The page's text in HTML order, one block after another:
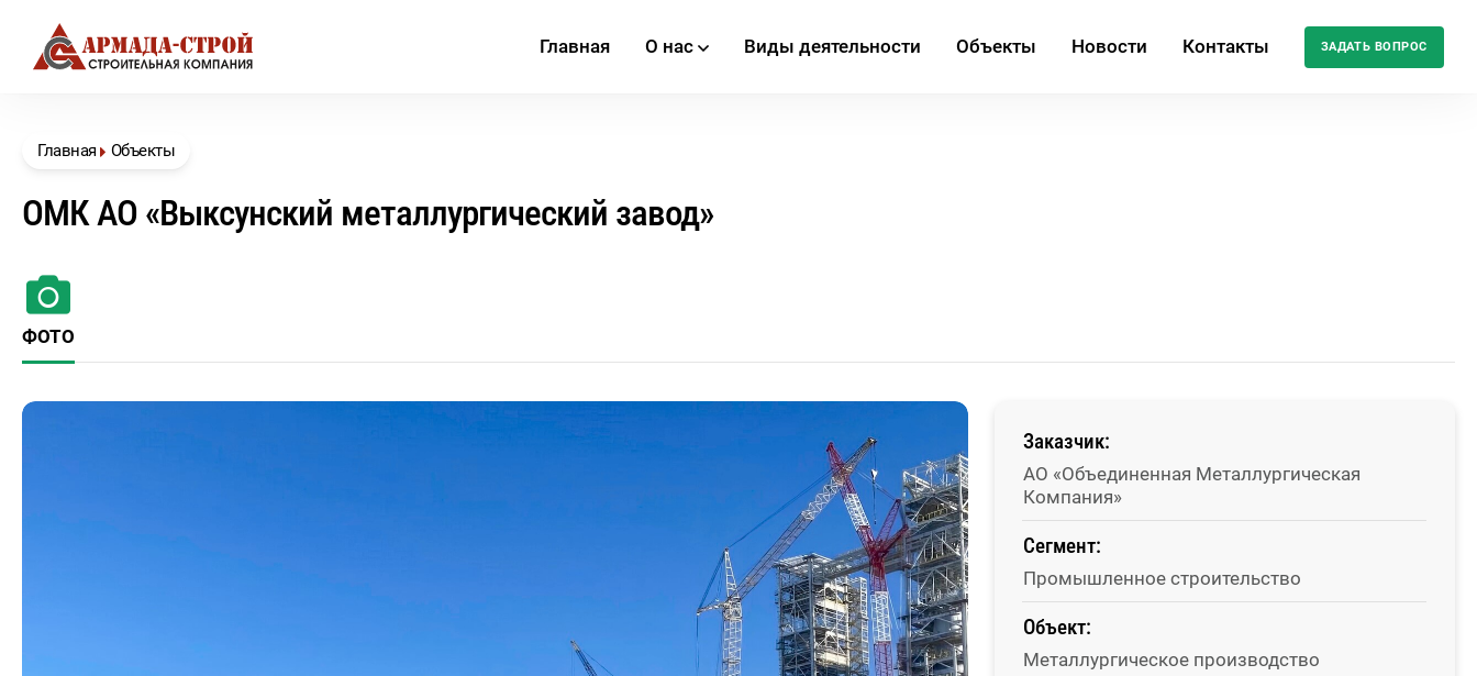
Главная О нас Виды деятельности Объекты Новости Контакты ЗАДАТЬ ВОПРОС
Главная Объекты
ОМК АО «Выксунский металлургический завод»
ФОТО
Заказчик:
АО «Объединенная Металлургическая
Компания»
Сегмент:
Промышленное строительство
Объект:
Металлургическое производство